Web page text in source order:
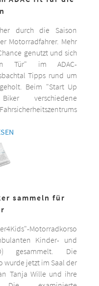
durch die Saison
Motorradfahrer. Mehr
genutzt und sich
Tür" im ADAC-
Tipps rund um
Beim "Start Up
verschiedene
sammeln für
Motorradkorso
Kinder- und
gesammelt. Die
wurde jetzt im Saal der
Tanja Wille und ihre